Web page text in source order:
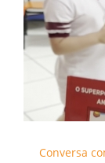
Conversa